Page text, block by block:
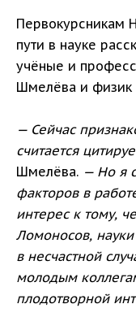
Первокурсникам
пути в науке
учёные и
Шмелёва и физик
— Сейчас
считается
Шмелёва. — Но я
факторов в
интерес к тому,
Ломоносов,
в несчастной
молодым
плодотворной